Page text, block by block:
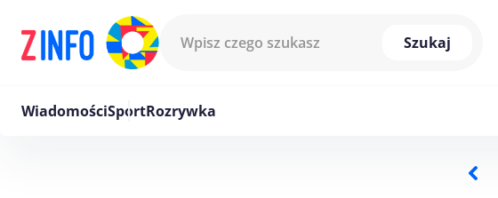
Szukaj
WiadomościSportRozrywka